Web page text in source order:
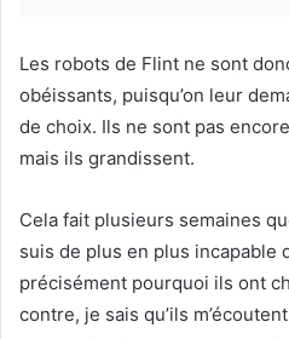
Les robots de Flint ne sont
obéissants, puisqu’on leur
de choix. Ils ne sont pas
mais ils grandissent.
Cela fait plusieurs semaines
suis de plus en plus incapable
précisément pourquoi ils ont
contre, je sais qu’ils